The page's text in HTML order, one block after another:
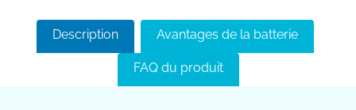
Description Avantages de la batterie
FAQ du produit